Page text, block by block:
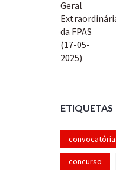
ETIQUETAS
convocatória
concurso